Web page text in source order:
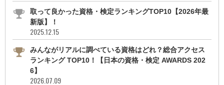
取って良かった資格・検定ランキングTOP10【2026年最
新版】！
2025.12.15
みんながリアルに調べている資格はどれ？総合アクセス
ランキング TOP10！【日本の資格・検定 AWARDS 202
6】
2026.07.09